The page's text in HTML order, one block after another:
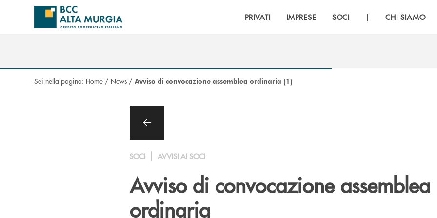
Salta al contenuto principale
PRIVATI IMPRESE SOCI | CHI SIAMO
Sei nella pagina: Home / News / Avviso di convocazione assemblea ordinaria (1)
SOCI AVVISI AI SOCI
Avviso di convocazione assemblea
ordinaria